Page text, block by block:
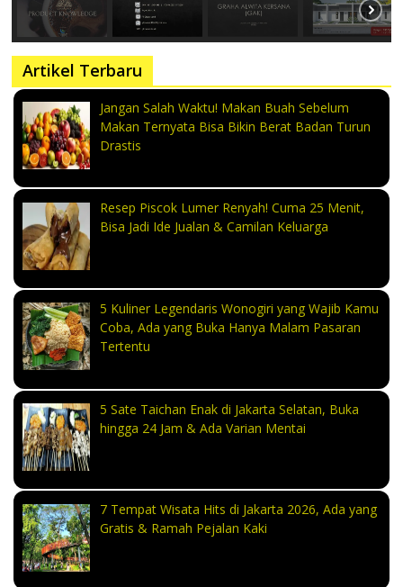
Artikel Terbaru
Jangan Salah Waktu! Makan Buah Sebelum
Makan Ternyata Bisa Bikin Berat Badan Turun
Drastis
Resep Piscok Lumer Renyah! Cuma 25 Menit,
Bisa Jadi Ide Jualan & Camilan Keluarga
5 Kuliner Legendaris Wonogiri yang Wajib Kamu
Coba, Ada yang Buka Hanya Malam Pasaran
Tertentu
5 Sate Taichan Enak di Jakarta Selatan, Buka
hingga 24 Jam & Ada Varian Mentai
7 Tempat Wisata Hits di Jakarta 2026, Ada yang
Gratis & Ramah Pejalan Kaki